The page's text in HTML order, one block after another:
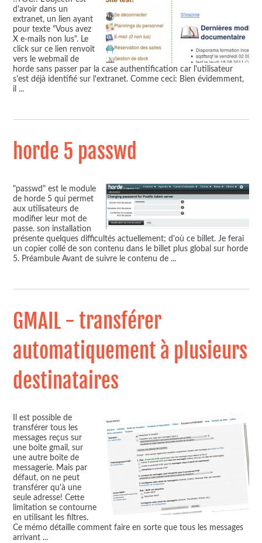
d'avoir dans un
extranet, un lien ayant
pour texte "Vous avez
X e-mails non lus". Le
click sur ce lien renvoit
vers le webmail de
horde sans passer par la case authentification car l'utilisateur
s'est déjà identifié sur l'extranet. Comme ceci: Bien évidemment,
il ...
horde 5 passwd
"passwd" est le module
de horde 5 qui permet
aux utilisateurs de
modifier leur mot de
passe. son installation
présente quelques difficultés actuellement; d'où ce billet. Je ferai
un copier collé de son contenu dans le billet plus global sur horde
5. Préambule Avant de suivre le contenu de ...
GMAIL - transférer
automatiquement à plusieurs
destinataires
Il est possible de
transférer tous les
messages reçus sur
une boite gmail, sur
une autre boite de
messagerie. Mais par
défaut, on ne peut
transférer qu'à une
seule adresse! Cette
limitation se contourne
en utilisant les filtres.
Ce mémo détaille comment faire en sorte que tous les messages
arrivant ...